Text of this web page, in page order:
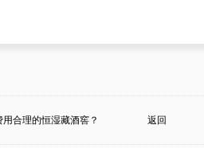
2025-
合理的恒湿藏酒窖？ 返回